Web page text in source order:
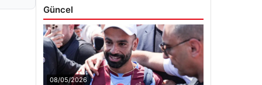
Güncel
08/05/2026